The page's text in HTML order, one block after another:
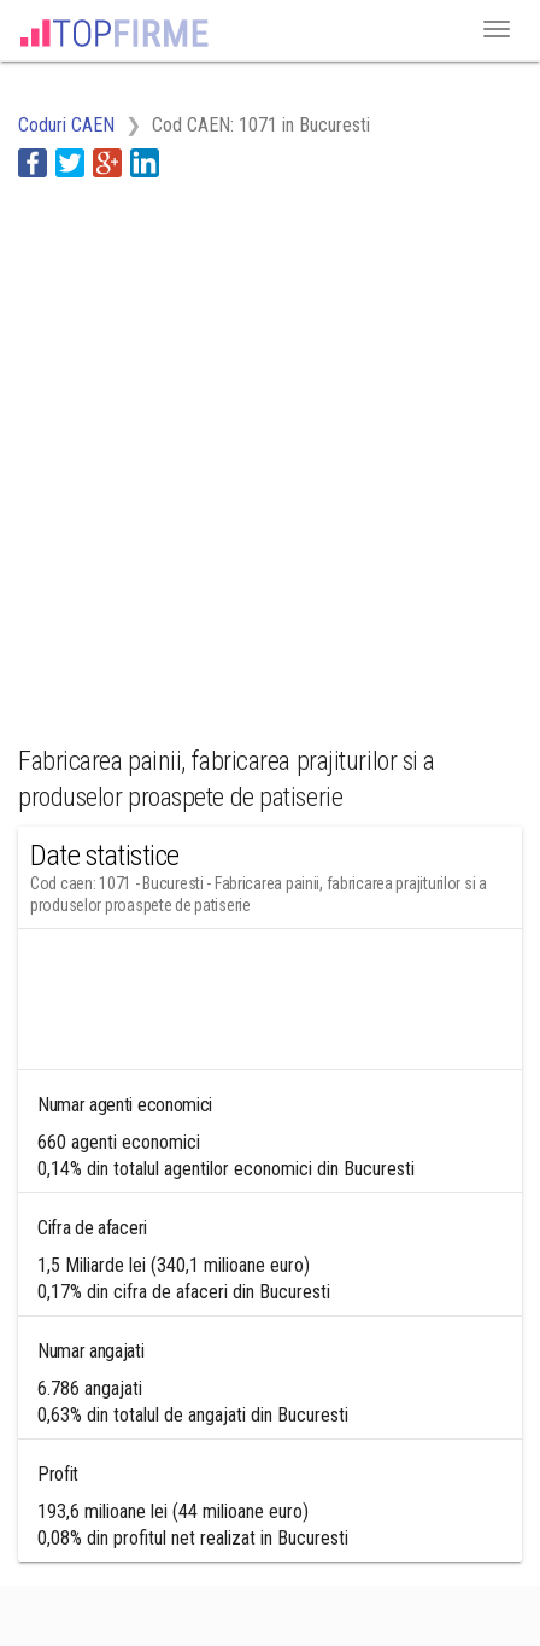
Coduri CAEN Cod CAEN: 1071 in Bucuresti
Fabricarea painii, fabricarea prajiturilor si a
produselor proaspete de patiserie
Date statistice
Cod caen: 1071 - Bucuresti - Fabricarea painii, fabricarea prajiturilor si a
produselor proaspete de patiserie
Numar agenti economici
660 agenti economici
0,14% din totalul agentilor economici din Bucuresti
Cifra de afaceri
1,5 Miliarde lei (340,1 milioane euro)
0,17% din cifra de afaceri din Bucuresti
Numar angajati
6.786 angajati
0,63% din totalul de angajati din Bucuresti
Profit
193,6 milioane lei (44 milioane euro)
0,08% din profitul net realizat in Bucuresti